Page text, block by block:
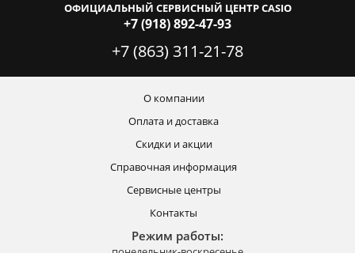
ОФИЦИАЛЬНЫЙ СЕРВИСНЫЙ ЦЕНТР CASIO
+7 (918) 892-47-93
+7 (863) 311-21-78
О компании
Оплата и доставка
Скидки и акции
Справочная информация
Сервисные центры
Контакты
Режим работы: